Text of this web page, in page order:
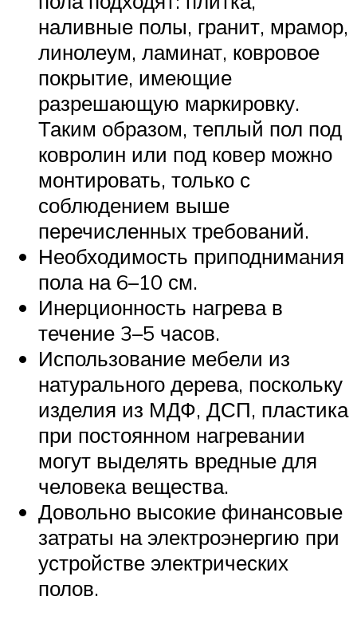
наливные полы, гранит, мрамор,
линолеум, ламинат, ковровое
покрытие, имеющие
разрешающую маркировку.
Таким образом, теплый пол под
ковролин или под ковер можно
монтировать, только с
соблюдением выше
перечисленных требований.
Необходимость приподнимания
пола на 6–10 см.
Инерционность нагрева в
течение 3–5 часов.
Использование мебели из
натурального дерева, поскольку
изделия из МДФ, ДСП, пластика
при постоянном нагревании
могут выделять вредные для
человека вещества.
Довольно высокие финансовые
затраты на электроэнергию при
устройстве электрических
полов.